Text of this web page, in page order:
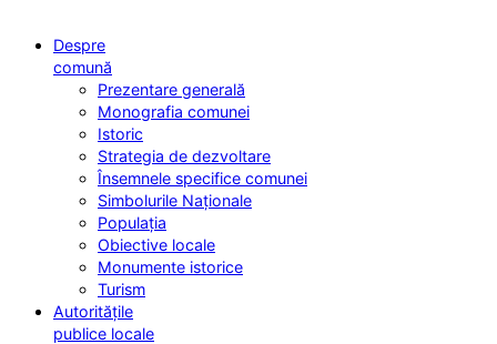
Despre
comună
Prezentare generală
Monografia comunei
Istoric
Strategia de dezvoltare
Însemnele specifice comunei
Simbolurile Naționale
Populația
Obiective locale
Monumente istorice
Turism
Autoritățile
publice locale